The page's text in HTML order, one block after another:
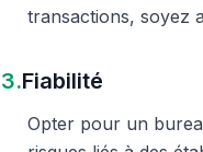
transactions, soyez
3.Fiabilité
Opter pour un